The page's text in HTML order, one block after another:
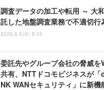
調査データの加工や転用 ～ 大
託した地盤調査業務で不適切行
2026.8.5(水) 8:05
委託先やグループ会社の脅威
共有、NTTドコモビジネスが
NK WANセキュリティ」に新機